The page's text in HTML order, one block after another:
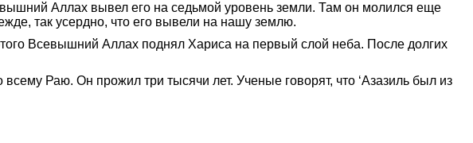
Аллах вывел его на седьмой уровень земли. Там он молился еще
так усердно, что его вывели на нашу землю.
Всевышний Аллах поднял Хариса на первый слой неба. После долгих
Раю. Он прожил три тысячи лет. Ученые говорят, что ‘Азазиль был из